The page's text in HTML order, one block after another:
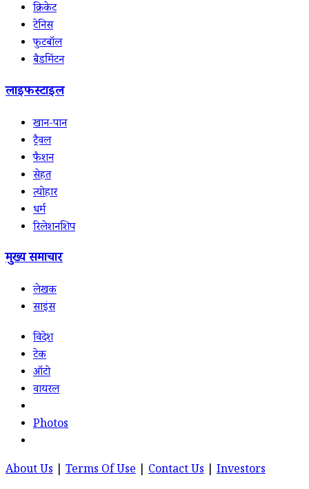
क्रिकेट
टेनिस
फुटबॉल
बैडमिंटन
लाइफस्टाइल
खान-पान
ट्रैवल
फैशन
सेहत
त्योहार
धर्म
रिलेशनशिप
मुख्य समाचार
लेखक
साइंस
विदेश
टेक
ऑटो
वायरल
Photos
About Us Terms Of Use Contact Us
Investors